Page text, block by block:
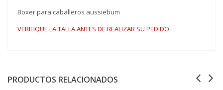
Boxer para caballeros aussiebum
VERIFIQUE LA TALLA ANTES DE REALIZAR SU PEDIDO
PRODUCTOS RELACIONADOS